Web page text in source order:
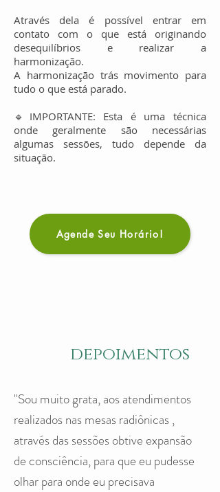
Através dela é possível entrar em
contato com o que está originando
desequilíbrios e realizar a
harmonização.
A harmonização trás movimento para
tudo o que está parado.
🔹IMPORTANTE: Esta é uma técnica
onde geralmente são necessárias
algumas sessões, tudo depende da
situação.
Agende Seu Horário!
depoimentos
"Sou muito grata, aos atendimentos
realizados nas mesas radiônicas ,
através das sessões obtive expansão
de consciência, para que eu pudesse
olhar para onde eu precisava